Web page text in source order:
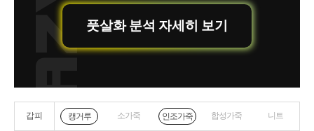
풋살화 분석 자세히 보기
갑피 캥거루 소가죽 인조가죽 합성가죽 니트